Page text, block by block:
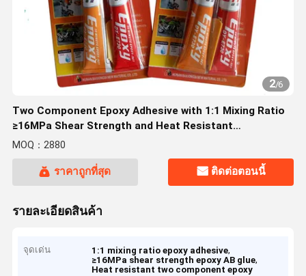
2/6
Two Component Epoxy Adhesive with 1:1 Mixing Ratio
≥16MPa Shear Strength and Heat Resistant
(-60~+100℃) for Metals Rubbers Leathers Plastics
MOQ：2880
ราคาถูกที่สุด ติดต่อตอนนี้
รายละเอียดสินค้า
จุดเด่น 1:1 mixing ratio epoxy adhesive,
≥16MPa shear strength epoxy AB glue,
Heat resistant two component epoxy